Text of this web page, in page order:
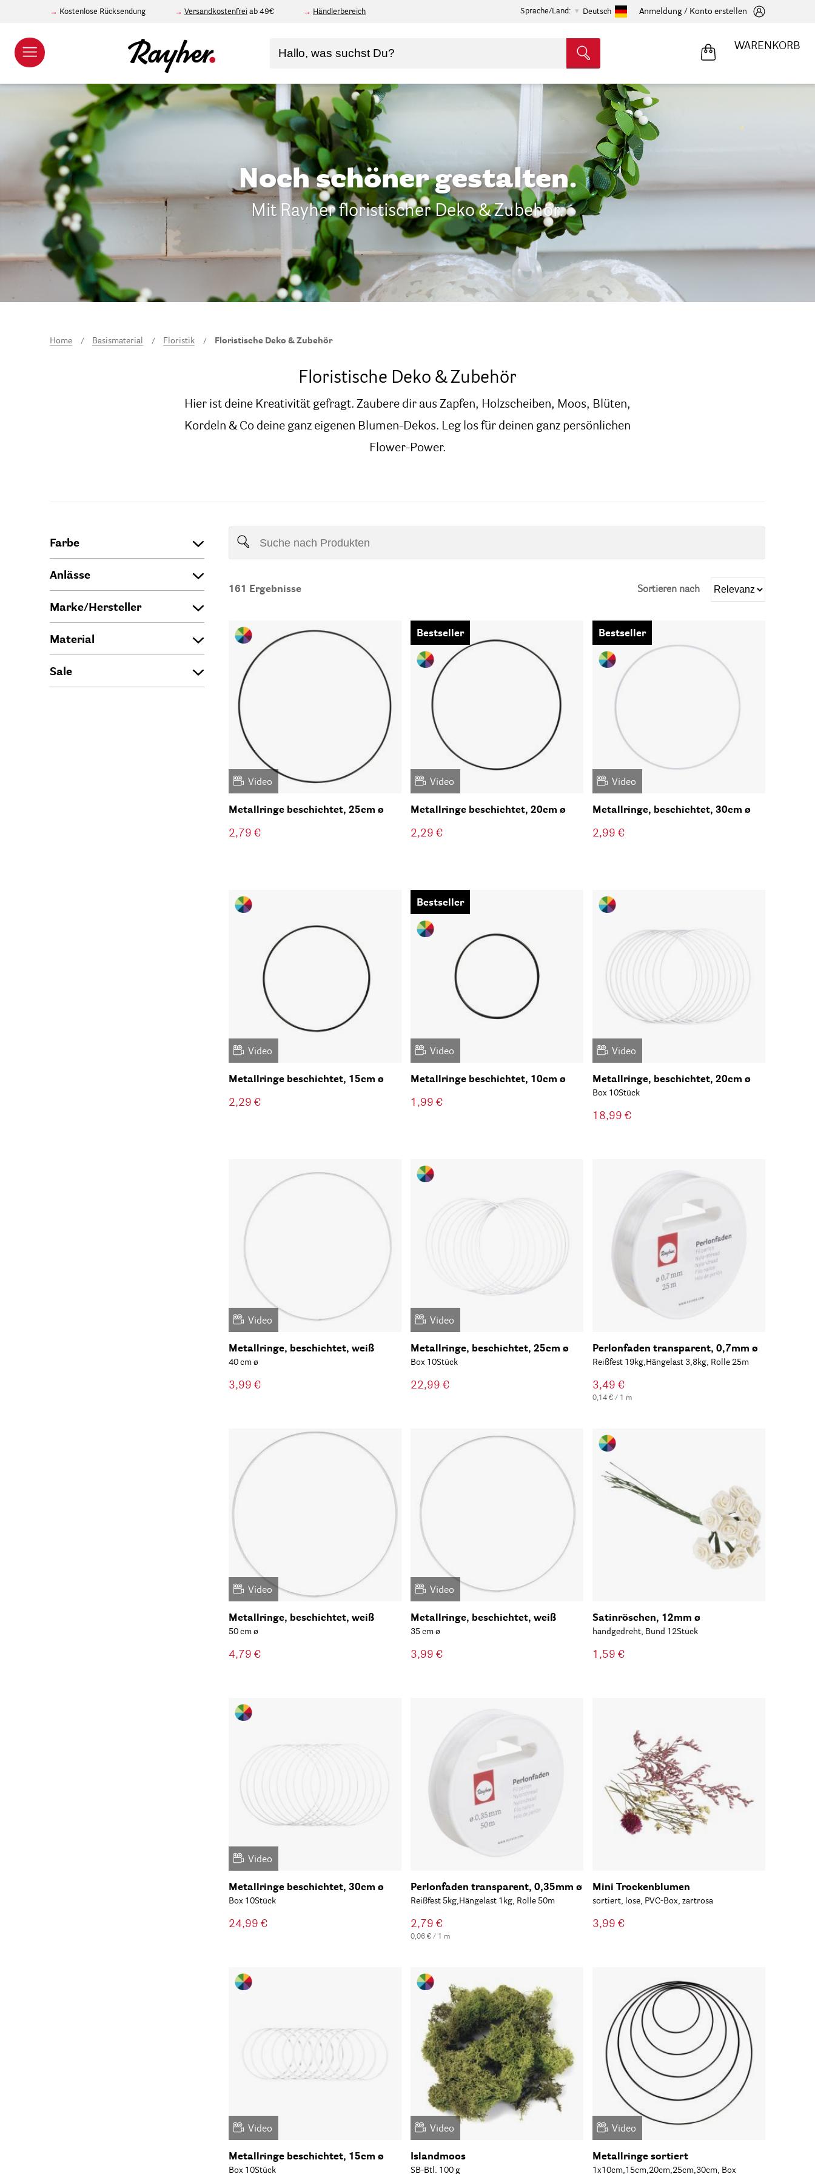
Kostenlose Rücksendung Versandkostenfrei ab 49€ Händlerbereich Sprache/Land: Deutsch Anmeldung / Konto erstellen
WARENKORB
Noch schöner gestalten.
Mit Rayher floristischer Deko & Zubehör.
Home Basismaterial Floristik Floristische Deko & Zubehör
Floristische Deko & Zubehör
Hier ist deine Kreativität gefragt. Zaubere dir aus Zapfen, Holzscheiben, Moos, Blüten,
Kordeln & Co deine ganz eigenen Blumen-Dekos. Leg los für deinen ganz persönlichen
Flower-Power.
Farbe
Anlässe
Marke/Hersteller
Material
Sale
161 Ergebnisse Sortieren nach
Video
Metallringe beschichtet, 25cm ø
2,79 €
Bestseller
Video
Metallringe beschichtet, 20cm ø
2,29 €
Bestseller
Video
Metallringe, beschichtet, 30cm ø
2,99 €
Video
Metallringe beschichtet, 15cm ø
2,29 €
Bestseller
Video
Metallringe beschichtet, 10cm ø
1,99 €
Video
Metallringe, beschichtet, 20cm ø
Box 10Stück
18,99 €
Video
Metallringe, beschichtet, weiß
40 cm ø
3,99 €
Video
Metallringe, beschichtet, 25cm ø
Box 10Stück
22,99 €
Perlonfaden transparent, 0,7mm ø
Reißfest 19kg,Hängelast 3,8kg, Rolle 25m
3,49 €
0,14 € / 1 m
Video
Metallringe, beschichtet, weiß
50 cm ø
4,79 €
Video
Metallringe, beschichtet, weiß
35 cm ø
3,99 €
Satinröschen, 12mm ø
handgedreht, Bund 12Stück
1,59 €
Video
Metallringe beschichtet, 30cm ø
Box 10Stück
24,99 €
Perlonfaden transparent, 0,35mm ø
Reißfest 5kg,Hängelast 1kg, Rolle 50m
2,79 €
0,06 € / 1 m
Mini Trockenblumen
sortiert, lose, PVC-Box, zartrosa
3,99 €
Video
Metallringe beschichtet, 15cm ø
Box 10Stück
Video
Islandmoos
SB-Btl. 100 g
Video
Metallringe sortiert
1x10cm,15cm,20cm,25cm,30cm, Box